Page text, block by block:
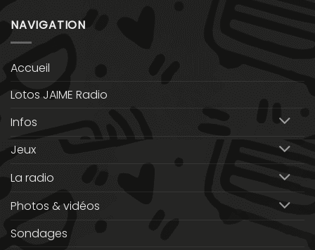
NAVIGATION
Accueil
Lotos JAIME Radio
Infos
Jeux
La radio
Photos & vidéos
Sondages